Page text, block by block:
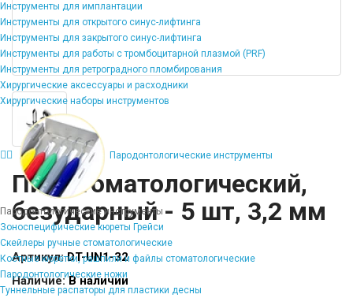
Инструменты для имплантации
Инструменты для открытого синус-лифтинга
Инструменты для закрытого синус-лифтинга
Инструменты для работы с тромбоцитарной плазмой (PRF)
Инструменты для ретроградного пломбирования
Хирургические аксессуары и расходники
Хирургические наборы инструментов
Пародонтологические инструменты
Пародонтологические инструменты
Зоноспецифические кюреты Грейси
Скейлеры ручные стоматологические
Костные кюретки, рашпили и файлы стоматологические
Пародонтологические ножи
Туннельные распаторы для пластики десны
Пин стоматологический,
безударный - 5 шт, 3,2 мм
Артикул:DT-UN1-32
Наличие:В наличии